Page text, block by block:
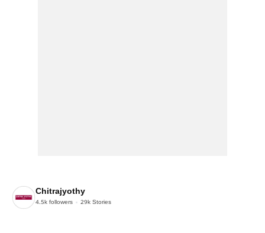
Chitrajyothy
4.5k followers 29k Stories